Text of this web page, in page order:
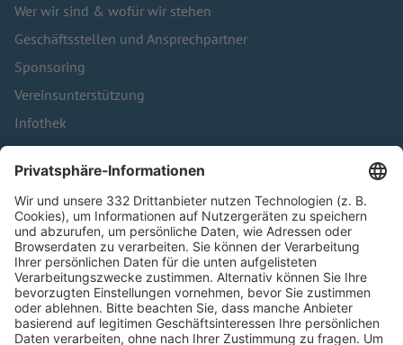
Wer wir sind & wofür wir stehen
Geschäftsstellen und Ansprechpartner
Sponsoring
Vereinsunterstützung
Infothek
Kontakt
HÄUFIG BESUCHTE SEITEN
Pässe und Vereinswechsel
Trainerausbildung
Schulungsangebot Vereinsmitarbeiter
BFV-Geschäftsstellen